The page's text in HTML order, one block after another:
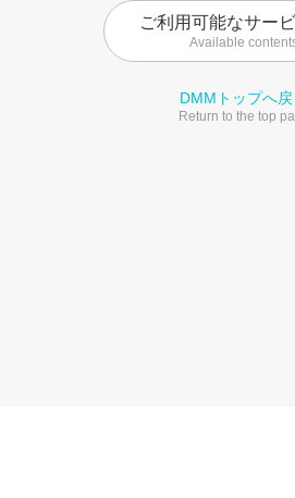
ご利用可能なサー
Available
DMMトップへ戻
Return to the top